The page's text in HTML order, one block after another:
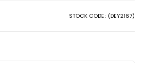
STOCK CODE (DEY2167)